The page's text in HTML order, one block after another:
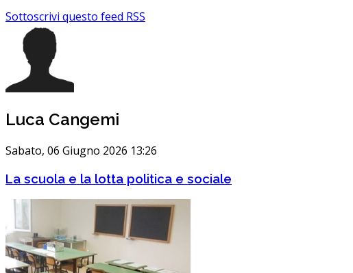
Sottoscrivi questo feed RSS
Luca Cangemi
Sabato, 06 Giugno 2026 13:26
La scuola e la lotta politica e sociale